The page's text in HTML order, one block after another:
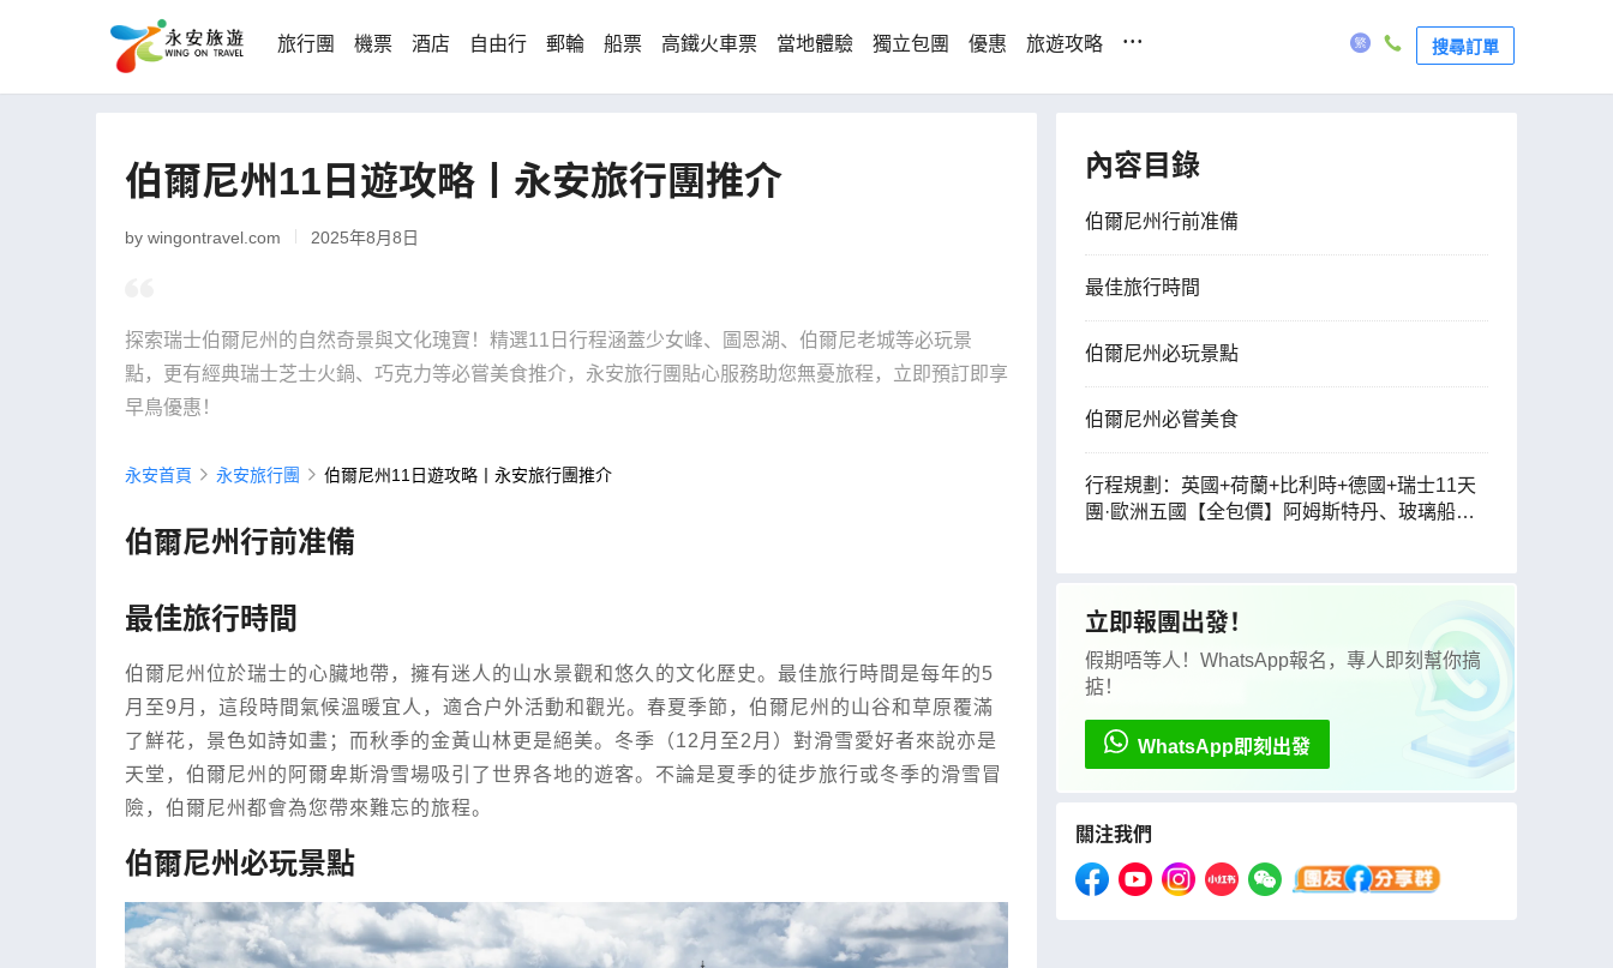
旅行團 機票 酒店 自由行 郵輪 船票 高鐵火車票 當地體驗 獨立包團 優惠 旅遊攻略 ... 搜尋訂單
伯爾尼州11日遊攻略丨永安旅行團推介
by wingontravel.com 2025年8月8日
探索瑞士伯爾尼州的自然奇景與文化瑰寶！精選11日行程涵蓋少女峰、圖恩湖、伯爾尼老城等必玩景
點，更有經典瑞士芝士火鍋、巧克力等必嘗美食推介，永安旅行團貼心服務助您無憂旅程，立即預訂即享
早鳥優惠！
永安首頁 永安旅行團 伯爾尼州11日遊攻略丨永安旅行團推介
伯爾尼州行前准備
最佳旅行時間
伯爾尼州位於瑞士的心臟地帶，擁有迷人的山水景觀和悠久的文化歷史。最佳旅行時間是每年的5
月至9月，這段時間氣候溫暖宜人，適合戶外活動和觀光。春夏季節，伯爾尼州的山谷和草原覆滿
了鮮花，景色如詩如畫；而秋季的金黃山林更是絕美。冬季（12月至2月）對滑雪愛好者來說亦是
天堂，伯爾尼州的阿爾卑斯滑雪場吸引了世界各地的遊客。不論是夏季的徒步旅行或冬季的滑雪冒
險，伯爾尼州都會為您帶來難忘的旅程。
伯爾尼州必玩景點
內容目錄
伯爾尼州行前准備
最佳旅行時間
伯爾尼州必玩景點
伯爾尼州必嘗美食
行程規劃：英國+荷蘭+比利時+德國+瑞士11天
團·歐洲五國【全包價】阿姆斯特丹、玻璃船暢
立即報團出發！
假期唔等人！WhatsApp報名，專人即刻幫你搞
掂！
WhatsApp即刻出發
關注我們